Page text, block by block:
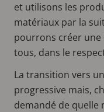
et utilisons les
matériaux par la
pourrons créer
tous, dans le
La transition vers
progressive mais,
demandé de quelle